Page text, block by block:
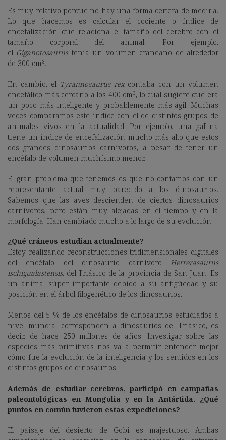
Es muy relativo porque no hay una forma certera de medirla.
Lo que hacemos es calcular el cociente o índice de
encefalización que relaciona el tamaño del cerebro con el
tamaño corporal del animal. Por ejemplo,
el Giganotosaurus tenía un volumen craneano de alrededor
de 300 cm³.
En cambio, el Tyrannosaurus rex contaba con un volumen
encefálico más cercano a los 400 cm³, lo cual sugiere que era
un poco más inteligente y probablemente más ágil. Muchas
veces comparamos este índice con el de distintos grupos de
animales vivos en la actualidad. Por ejemplo, una gallina
tiene un índice de encefalización mucho más alto que estos
dos grandes dinosaurios carnívoros, a pesar de tener un
encéfalo de volumen muchísimo menor.
El gran problema que tenemos es que no contamos con un
representante actual muy parecido a los dinosaurios.
Sabemos que las aves descienden de ciertos dinosaurios
carnívoros, pero están muy alejadas en el tiempo y en la
morfología. Han cambiado mucho a lo largo de su evolución.
¿Qué cráneos estudian actualmente?
Estoy realizando reconstrucciones tridimensionales digitales
del encéfalo del dinosaurio carnívoro
Herrerasaurus
ischigualastensis, del Triásico de la provincia de San Juan. Es
un animal súper importante debido a su antigüedad y su
posición en el árbol filogenético de los dinosaurios.
Menos del 5 % de los encéfalos de dinosaurios estudiados a
nivel mundial corresponden a dinosaurios del Triásico, es
decir, de hace 250 millones de años. Investigar sobre las
especies más primitivas nos va a permitir entender mejor
cómo fue la evolución de la inteligencia y los sentidos en los
distintos grupos de dinosaurios.
Además de estudiar cerebros, participó en campañas
paleontológicas en Mongolia y en la Antártida. ¿Qué
puntos en común tuvieron estas expediciones?
El paisaje del desierto de Gobi es majestuoso. Ambas